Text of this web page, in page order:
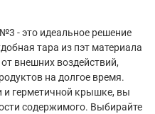
- это идеальное решение
тара из пэт материала
внешних воздействий,
на долгое время.
и герметичной крышке, вы
содержимого. Выбирайте